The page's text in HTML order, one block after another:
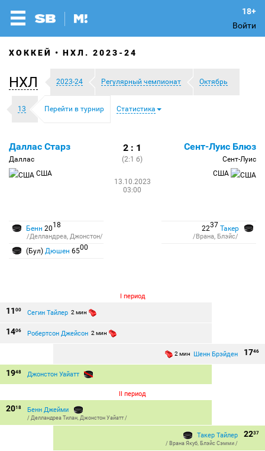
Войти
ХОККЕЙ НХЛ. 2023-24
НХЛ 2023-24 Регулярный чемпионат Октябрь
13 Перейти в турнир Статистика
Даллас Старз
Даллас
США
2 : 1
(2:1 б)
13.10.2023
03:00
Сент-Луис Блюз
Сент-Луис
США
Бенн 2018
/Делландреа, Джонстон/
(Бул) Дюшен 6500
2237 Такер
/Врана, Блэйс/
I период
11 00 Сегин Тайлер 2 мин
1406 Робертсон Джейсон 2 мин
1746
2 мин Шенн Брэйден
1948 Джонстон Уайатт
II период
2018 Бенн Джейми
/ Делландреа Тилан, Джонстон Уайатт /
2237
Такер Тайлер
/ Врана Якуб, Блэйс Сэмми /